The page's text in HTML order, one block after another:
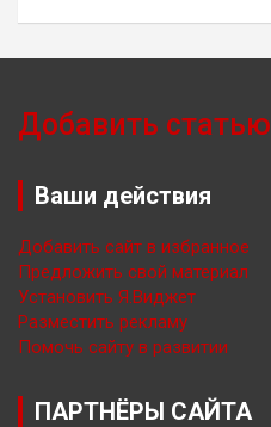
Добавить статью
Ваши действия
Добавить сайт в избранное
Предложить свой материал
Установить Я.Виджет
Разместить рекламу
Помочь сайту в развитии
ПАРТНЁРЫ САЙТА